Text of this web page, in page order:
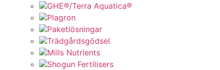
GHE®/Terra Aquatica®
Plagron
Paketlösningar
Trädgårdsgödsel
Mills Nutrients
Shogun Fertilisers